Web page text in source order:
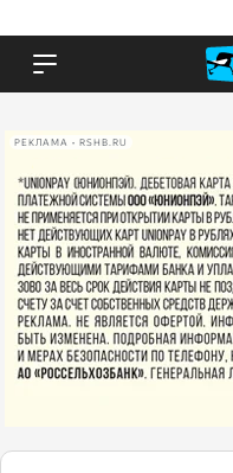
РЕКЛАМА • RSHB.RU